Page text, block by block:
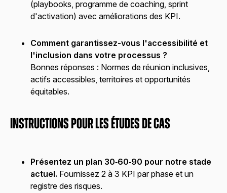
(playbooks, programme de coaching, sprint
d'activation) avec améliorations des KPI.
Comment garantissez-vous l'accessibilité et
l'inclusion dans votre processus ?
Bonnes réponses : Normes de réunion inclusives,
actifs accessibles, territoires et opportunités
équitables.
Instructions pour les études de cas
Présentez un plan 30‑60‑90 pour notre stade
actuel. Fournissez 2 à 3 KPI par phase et un
registre des risques.